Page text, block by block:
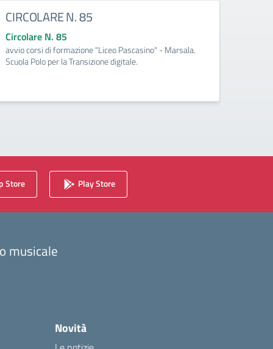
CIRCOLARE N. 85
Circolare N. 85
avvio corsi di formazione "Liceo Pascasino" - Marsala.
Scuola Polo per la Transizione digitale.
Store Play Store
musicale
Novità